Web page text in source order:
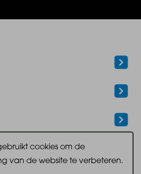
cookies om de
van de website te verbeteren.